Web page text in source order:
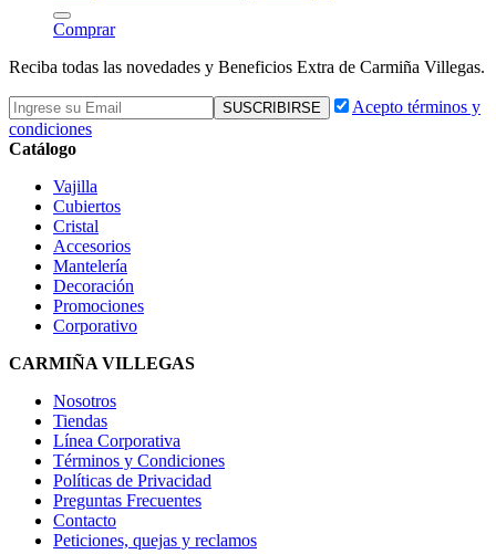
Comprar
Reciba todas las novedades y Beneficios Extra de Carmiña Villegas.
Acepto términos y
condiciones
Catálogo
Vajilla
Cubiertos
Cristal
Accesorios
Mantelería
Decoración
Promociones
Corporativo
CARMIÑA VILLEGAS
Nosotros
Tiendas
Línea Corporativa
Términos y Condiciones
Políticas de Privacidad
Preguntas Frecuentes
Contacto
Peticiones, quejas y reclamos